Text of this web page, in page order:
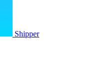
Shipper